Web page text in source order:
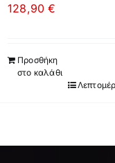
128,90€
Προσθήκη
στο καλάθι